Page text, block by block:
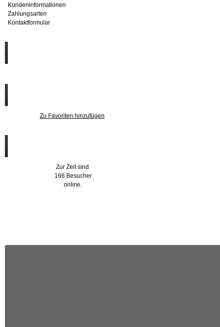
Kundeninformationen
Zahlungsarten
Kontaktformular
Zu Favoriten hinzufügen
Zur Zeit sind
166 Besucher
online.